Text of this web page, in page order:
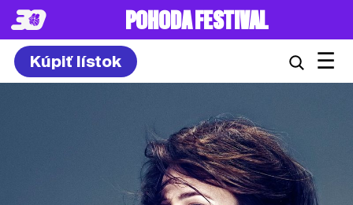
POHODA FESTIVAL
Kúpiť lístok ☰